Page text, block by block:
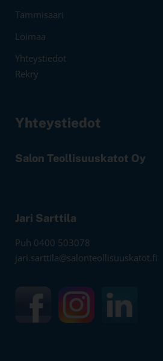
Tammisaari
Loimaa
Yhteystiedot
Rekry
Yhteystiedot
Salon Teollisuuskatot Oy
Jari Sarttila
Puh 0400 503078
jari.sarttila@salonteollisuuskatot.fi